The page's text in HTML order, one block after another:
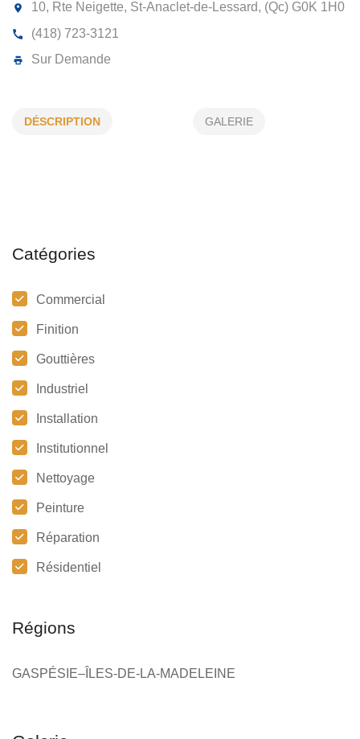
DÉSCRIPTION GALERIE
Catégories
Commercial
Finition
Gouttières
Industriel
Installation
Institutionnel
Nettoyage
Peinture
Réparation
Résidentiel
Régions
GASPÉSIE–ÎLES-DE-LA-MADELEINE